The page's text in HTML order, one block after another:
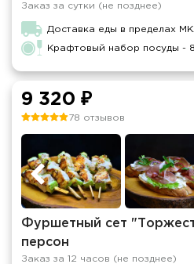
Заказ за сутки (не позднее)
Доставка еды в пределах
Крафтовый набор посуды -
9 320 ₽
78 отзывов
Фуршетный сет
персон
Заказ за 12 часов (не позднее)